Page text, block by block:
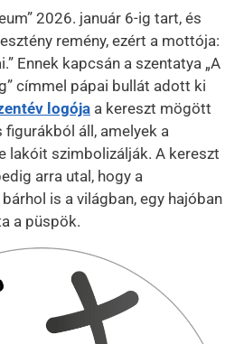
2026. január 6-ig tart, és
remény, ezért a mottója:
Ennek kapcsán a szentatya „A
címmel pápai bullát adott ki
logója a kereszt mögött
áll, amelyek a
lakóit szimbolizálják. A kereszt
arra utal, hogy a
is a világban, egy hajóban
a püspök.